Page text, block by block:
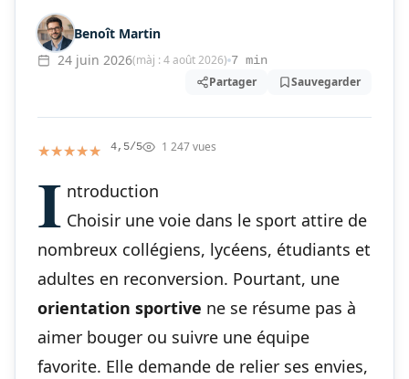
Benoît Martin
24 juin 2026(màj : 4 août 2026) 7 min
Partager Sauvegarder
★★★★★
★★★★★ 4,5/5 1 247 vues
I ntroduction
Choisir une voie dans le sport attire de
nombreux collégiens, lycéens, étudiants et
adultes en reconversion. Pourtant, une
orientation sportive ne se résume pas à
aimer bouger ou suivre une équipe
favorite. Elle demande de relier ses envies,